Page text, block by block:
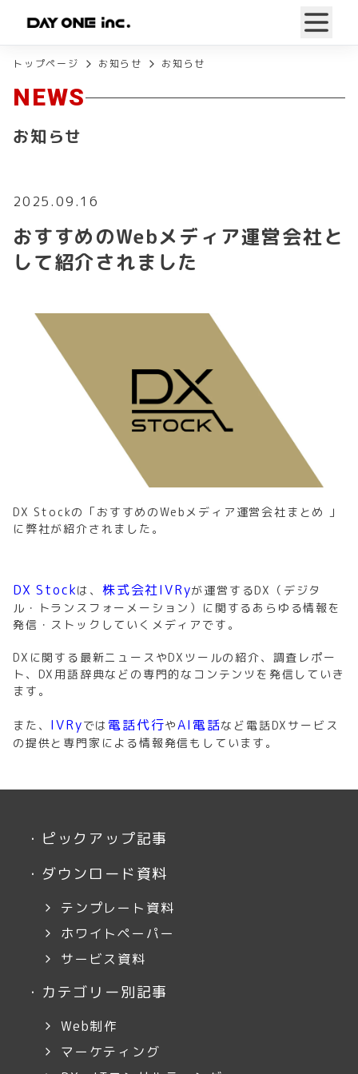
トップページ お知らせ お知らせ
NEWS
お知らせ
2025.09.16
おすすめのWebメディア運営会社と
して紹介されました
DX Stockの「おすすめのWebメディア運営会社まとめ 」
に弊社が紹介されました。
DX Stockは、株式会社IVRyが運営するDX（デジタ
ル・トランスフォーメーション）に関するあらゆる情報を
発信・ストックしていくメディアです。
DXに関する最新ニュースやDXツールの紹介、調査レポー
ト、DX用語辞典などの専門的なコンテンツを発信していき
ます。
また、 IVRyでは 電話代行やAI電話など電話DXサービス
の提供と専門家による情報発信もしています。
・ ピックアップ記事
・ ダウンロード資料
テンプレート資料
ホワイトペーパー
サービス資料
・ カテゴリー別記事
Web制作
マーケティング